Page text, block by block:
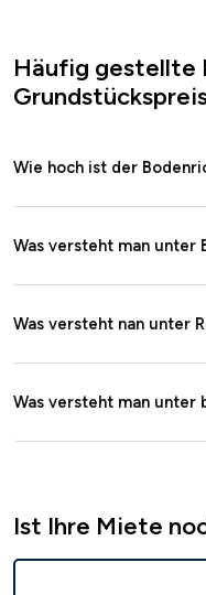
Häufig gestellte
Wie hoch ist der
Was versteht man unter
Was versteht nan unter
Was versteht man unter
Ist Ihre Miete